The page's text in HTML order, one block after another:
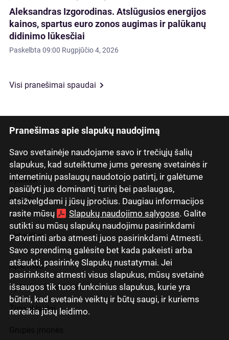
Pranešimas apie slapukų naudojimą
Savo svetainėje naudojame savo ir trečiųjų šalių
slapukus, kad suteiktume jums geresnę svetainės ir
internetinių paslaugų naudotojo patirtį, ir galėtume
pasiūlyti jus dominantį turinį bei paslaugas,
atsižvelgdami į jūsų įpročius. Daugiau informacijos
rasite mūsų
Slapukų naudojimo sąlygose. Galite
sutikti su mūsų slapukų naudojimu pasirinkdami
Patvirtinti arba atmesti juos pasirinkdami Atmesti.
Savo sprendimą galėsite bet kada pakeisti arba
atšaukti, pasirinkę Slapukų nustatymai. Jei
pasirinksite atmesti visus slapukus, mūsų svetainė
išsaugos tik tuos funkcinius slapukus, kurie yra
būtini, kad svetainė veiktų ir būtų saugi, ir kuriems
nereikia jūsų leidimo.
Aleksandras Izgorodinas. Atslūgusios energijos
kainos, spartus euro zonos augimas ir palūkanų
didinimo lūkesčiai
Paskelbta 09:00 Rugpjūčio 4, 2026
Visi pranešimai spaudai
Latviski
Русский
English
Eesti
Lietuviškai
Apie mus
Ryšiai su investuotojais
Žiniasklaidai